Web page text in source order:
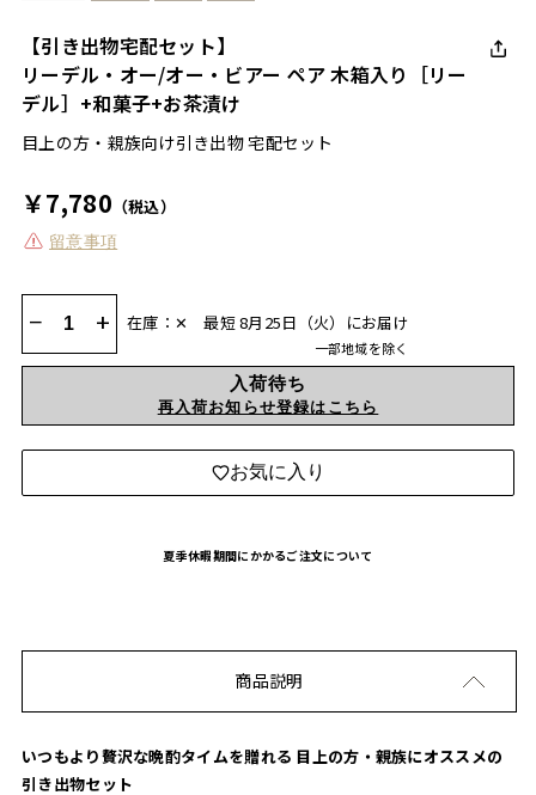
【引き出物宅配セット】
リーデル・オー/オー・ビアー ペア 木箱入り［リー
デル］+和菓子+お茶漬け
目上の方・親族向け引き出物 宅配セット
￥7,780 （税込）
留意事項
− + 在庫：✕ 最短 8月25日（火）にお届け
一部地域を除く
入荷待ち
再入荷お知らせ登録はこちら
お気に入り
夏季休暇期間にかかるご注文について
商品説明
いつもより贅沢な晩酌タイムを贈れる 目上の方・親族にオススメの
引き出物セット